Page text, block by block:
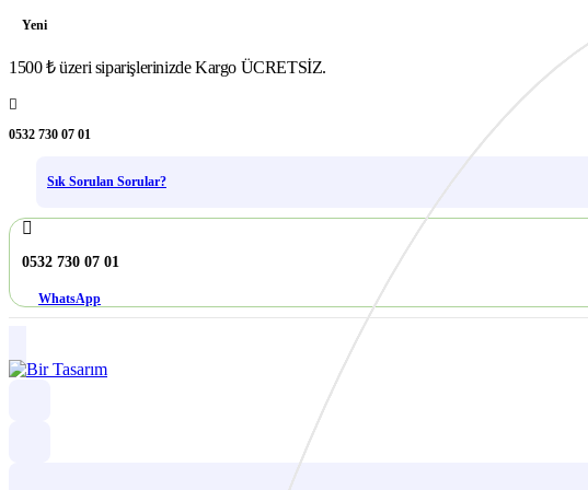
Yeni
1500 ₺ üzeri siparişlerinizde Kargo ÜCRETSİZ.
0532 730 07 01
Sık Sorulan Sorular?
0532 730 07 01
WhatsApp